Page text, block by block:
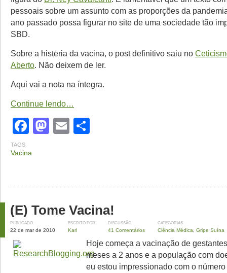
pessoais sobre um assunto com as proporções da
ano passado possa figurar no site de uma sociedade tão
SBD.
Sobre a histeria da vacina, o post definitivo saiu no
Aberto. Não deixem de ler.
Aqui vai a nota na íntegra.
Continue lendo…
Facebook
Mastodon
Email
TAGS
Vacina
(E) Tome Vacina!
PUBLICADO
22 de mar de 2010
ESCRITO POR
Karl
DISCUSSÃO
41 Comentários
CATEGORIAS
Ciência Médica Gripe Suína
Hoje começa a vacinação de
meses a 2 anos e a população com
eu estou impressionado com o